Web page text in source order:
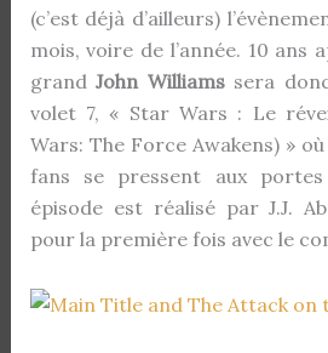
(c’est déjà d’ailleurs)
mois, voire de l’année. 10 ans
grandJohn Williamssera
volet 7, « Star Wars : Le
Wars: The Force Awakens) »
fans se pressent aux
épisode est réalisé par J.J.
pour la première fois avec le